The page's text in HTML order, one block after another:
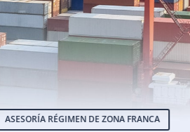
ASESORÍA RÉGIMEN DE ZONA FRANCA